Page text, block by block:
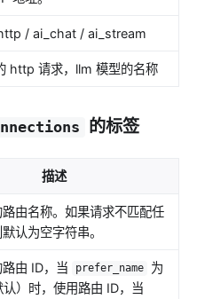
/ ai_chat / ai_stream
http 请求，llm 模型的名称
的标签
描述
由名称。如果请求不匹配任
认为空字符串。
由 ID，当 prefer_name 为
认）时，使用路由 ID，当